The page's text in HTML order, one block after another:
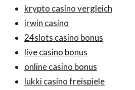
krypto casino vergleich
irwin casino
24slots casino bonus
live casino bonus
online casino bonus
lukki casino freispiele